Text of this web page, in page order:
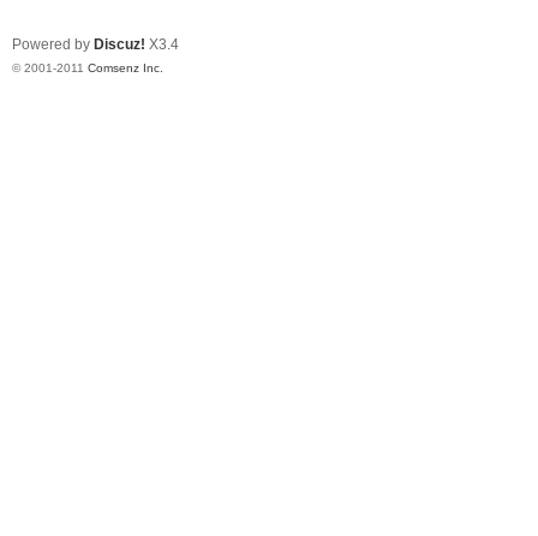
Powered by Discuz! X3.4
© 2001-2011 Comsenz Inc.